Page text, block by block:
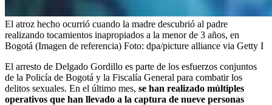
El atroz hecho ocurrió cuando la madre descubrió al padre
realizando tocamientos inapropiados a la menor de 3 años, en
Bogotá (Imagen de referencia) Foto: dpa/picture alliance via Getty I
El arresto de Delgado Gordillo es parte de los esfuerzos conjuntos
de la Policía de Bogotá y la Fiscalía General para combatir los
delitos sexuales. En el último mes, se han realizado múltiples
operativos que han llevado a la captura de nueve personas